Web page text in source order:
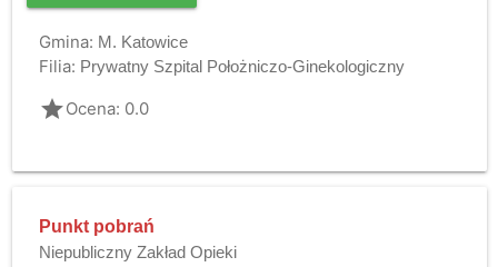
Gmina: M. Katowice
Filia: Prywatny Szpital Położniczo-Ginekologiczny
gradeOcena: 0.0
Punkt pobrań
Niepubliczny Zakład Opieki